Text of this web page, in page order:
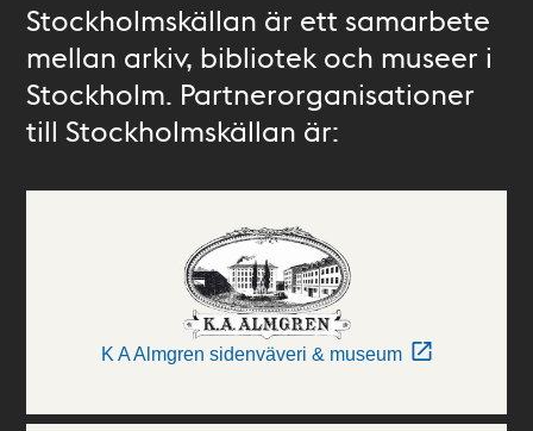
Stockholmskällan är ett samarbete
mellan arkiv, bibliotek och museer i
Stockholm. Partnerorganisationer
till Stockholmskällan är:
K A Almgren sidenväveri & museum